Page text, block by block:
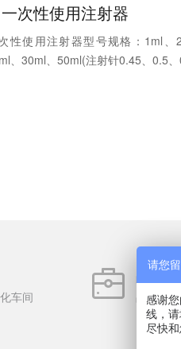
一次性使用注射器
性使用注射器型号规格：1ml、
、30ml、50ml(注射针0.45、0.5
车间
品类
品类齐
请您
感谢
线，
尽快和